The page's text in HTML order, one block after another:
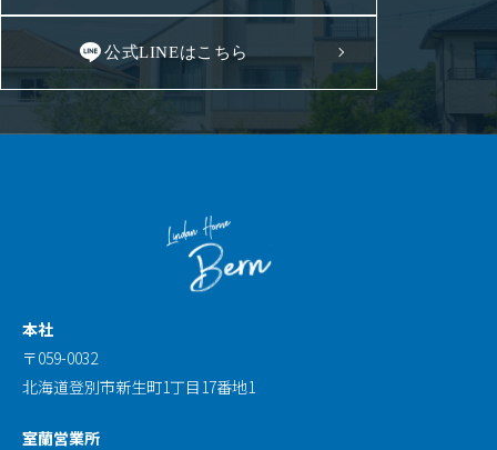
公式LINEはこちら
本社
〒059-0032
北海道登別市新生町1丁目17番地1
室蘭営業所